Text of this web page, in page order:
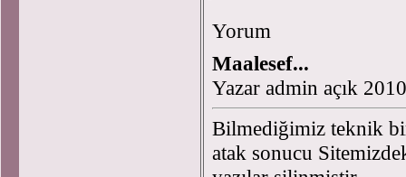
Yorum
Maalesef...
Yazar admin açık
Bilmediğimiz teknik
atak sonucu